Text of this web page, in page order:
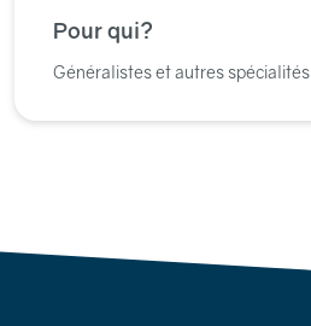
Pour qui?
Généralistes et autres spécialités